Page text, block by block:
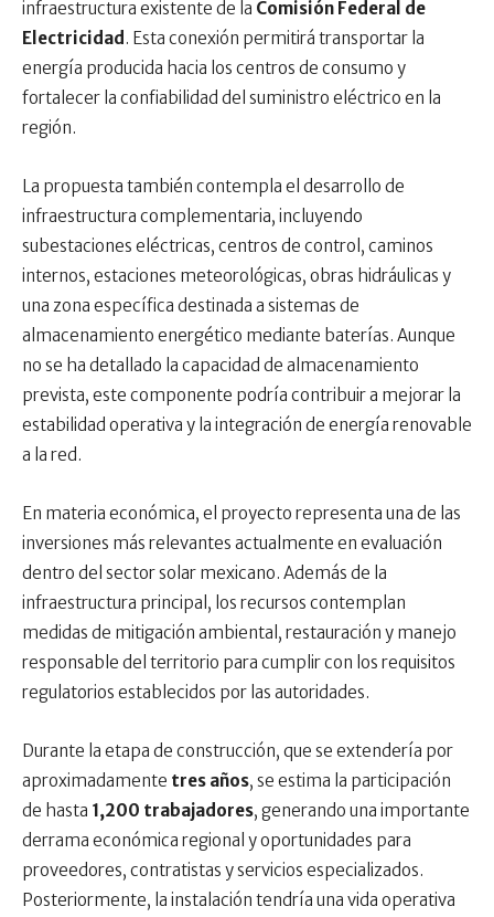
infraestructura existente de la Comisión Federal de
Electricidad . Esta conexión permitirá transportar la
energía producida hacia los centros de consumo y
fortalecer la confiabilidad del suministro eléctrico en la
región.
La propuesta también contempla el desarrollo de
infraestructura complementaria, incluyendo
subestaciones eléctricas, centros de control, caminos
internos, estaciones meteorológicas, obras hidráulicas y
una zona específica destinada a sistemas de
almacenamiento energético mediante baterías. Aunque
no se ha detallado la capacidad de almacenamiento
prevista, este componente podría contribuir a mejorar la
estabilidad operativa y la integración de energía renovable
a la red.
En materia económica, el proyecto representa una de las
inversiones más relevantes actualmente en evaluación
dentro del sector solar mexicano. Además de la
infraestructura principal, los recursos contemplan
medidas de mitigación ambiental, restauración y manejo
responsable del territorio para cumplir con los requisitos
regulatorios establecidos por las autoridades.
Durante la etapa de construcción, que se extendería por
aproximadamente tres años, se estima la participación
de hasta 1,200 trabajadores, generando una importante
derrama económica regional y oportunidades para
proveedores, contratistas y servicios especializados.
Posteriormente, la instalación tendría una vida operativa